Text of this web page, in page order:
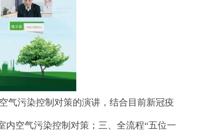
污染控制对策的演讲，结合目前新冠疫
空气污染控制对策；三、全流程“五位一